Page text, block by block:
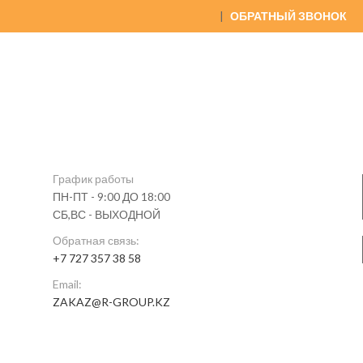
| ОБРАТНЫЙ ЗВОНОК
График работы
ПН-ПТ - 9:00 ДО 18:00
СБ,ВС - ВЫХОДНОЙ
Обратная связь:
+7 727 357 38 58
Email:
ZAKAZ@R-GROUP.KZ